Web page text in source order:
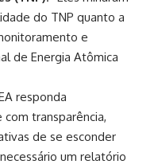
do TNP quanto a
e
de Energia Atômica
responda
transparência,
de se esconder
um relatório